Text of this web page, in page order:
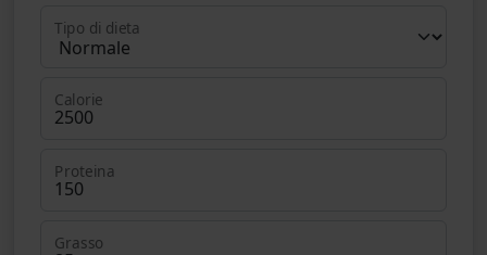
Tipo di dieta
Calorie
Proteina
Grasso